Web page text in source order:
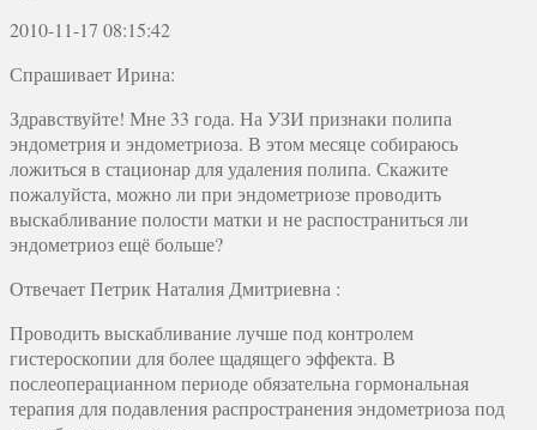
2010-11-17 08:15:42
Спрашивает Ирина:
Здравствуйте! Мне 33 года. На УЗИ признаки полипа
эндометрия и эндометриоза. В этом месяце собираюсь
ложиться в стационар для удаления полипа. Скажите
пожалуйста, можно ли при эндометриозе проводить
выскабливание полости матки и не распостраниться ли
эндометриоз ещё больше?
ОтвечаетПетрик Наталия Дмитриевна :
Проводить выскабливание лучше под контролем
гистероскопии для более щадящего эффекта. В
послеоперацианном периоде обязательна гормональная
терапия для подавления распространения эндометриоза под